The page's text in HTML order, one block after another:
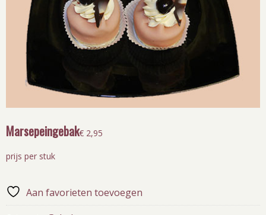
Marsepeingebak€ 2,95
prijs per stuk
Aan favorieten toevoegen